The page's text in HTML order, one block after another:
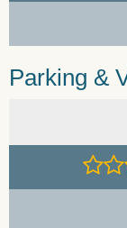
Parking &